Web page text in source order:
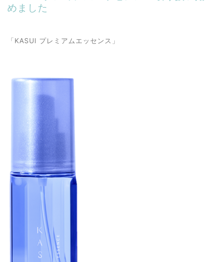
めました
「KASUI プレミアムエッセンス」